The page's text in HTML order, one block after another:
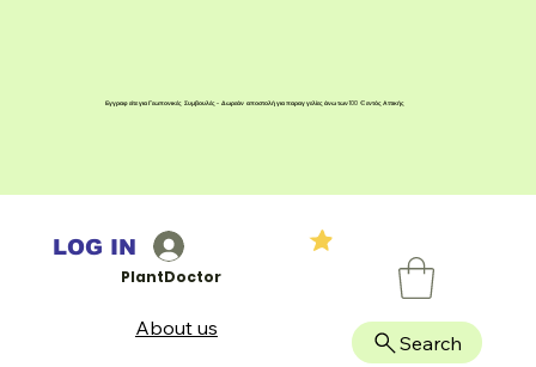
Εγγραφείτε για Γεωπονικές Συμβουλές - Δωρεάν αποστολή για παραγγελίες άνω των 100 € εντός Αττικής
PlantDoctor
Search
LOG IN
About us